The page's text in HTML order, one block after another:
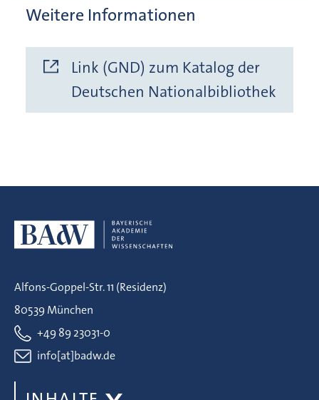
Weitere Informationen
Link (GND) zum Katalog der
Deutschen Nationalbibliothek
Alfons-Goppel-Str. 11 (Residenz)
80539 München
+49 89 23031-0
info[at]badw.de